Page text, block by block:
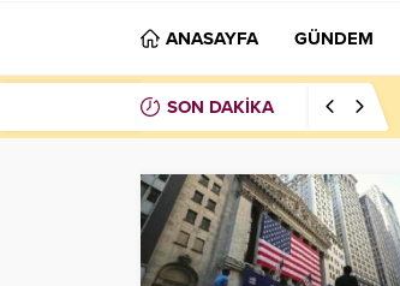
ANASAYFA GÜNDEM
SON DAKİKA